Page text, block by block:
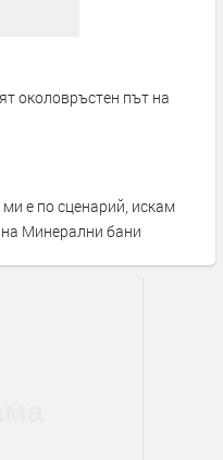
околовръстен път на
е по сценарий, искам
Минерални бани